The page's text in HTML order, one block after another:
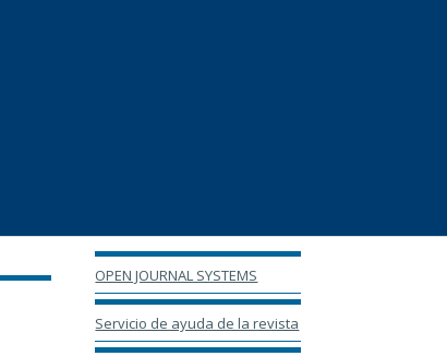
OPEN JOURNAL SYSTEMS
Servicio de ayuda de la revista